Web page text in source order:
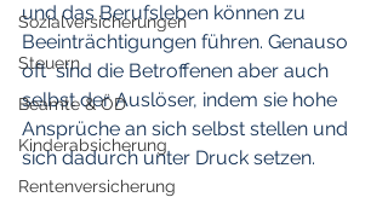
Sozialversicherungen
Steuern
Beamte & ÖD
Kinderabsicherung
Rentenversicherung
und das Berufsleben können zu
Beeinträchtigungen führen. Genauso
oft  sind die Betroffenen aber auch
selbst der Auslöser, indem sie hohe
Ansprüche an sich selbst stellen und
sich dadurch unter Druck setzen.